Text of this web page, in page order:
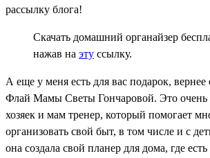
рассылку блога!
Скачать домашний органайзер
нажав на эту ссылку.
А еще у меня есть для вас подарок, вернее
Флай Мамы Светы Гончаровой. Это очень
хозяек и мам тренер, который помогает
организовать свой быт, в том числе и с
она создала свой планер для дома, где